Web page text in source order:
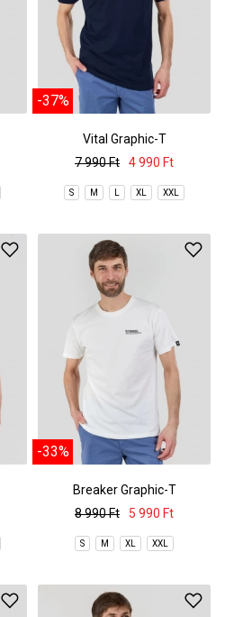
-37%
Vital Graphic-T
7 990 Ft
4 990 Ft
S M L XL XXL
-33%
Breaker Graphic-T
8 990 Ft
5 990 Ft
S M XL XXL